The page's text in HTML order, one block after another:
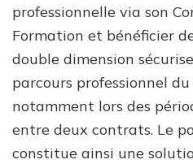
professionnelle via son
Formation et bénéficier
double dimension
parcours professionnel
notamment lors des
entre deux contrats. Le
constitue ainsi une